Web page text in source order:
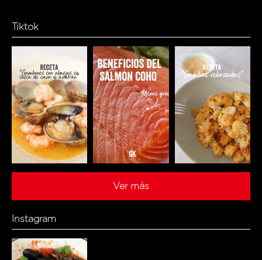
Tiktok
Ver más
Instagram